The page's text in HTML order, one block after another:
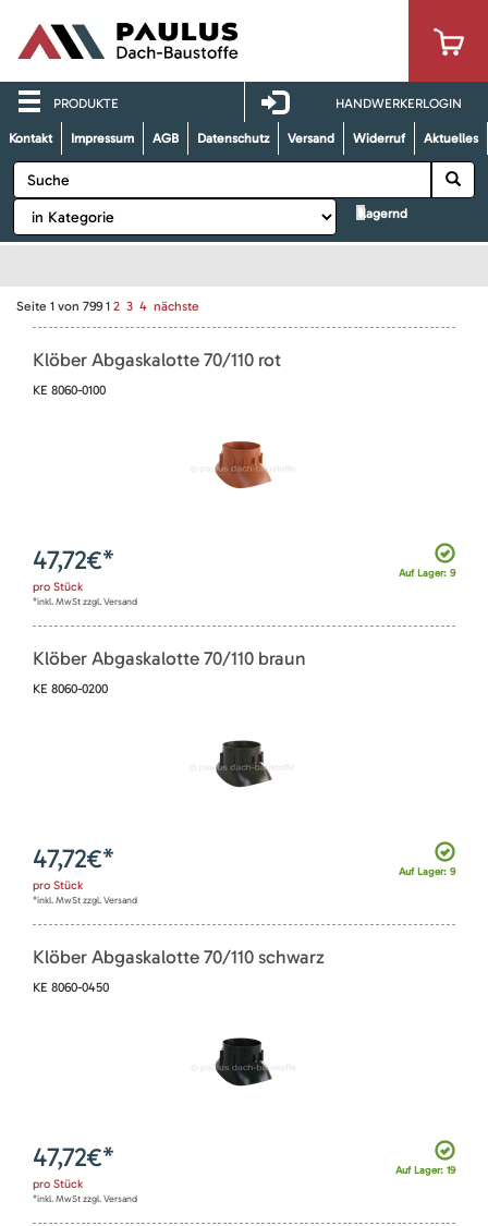
PRODUKTE HANDWERKERLOGIN
Kontakt Impressum AGB Datenschutz Versand Widerruf Aktuelles
lagernd
Seite 1 von 799 1 2 3 4 nächste
Klöber Abgaskalotte 70/110 rot
KE 8060-0100
Auf Lager: 9
47,72€*
pro Stück
*inkl. MwSt zzgl. Versand
Klöber Abgaskalotte 70/110 braun
KE 8060-0200
Auf Lager: 9
47,72€*
pro Stück
*inkl. MwSt zzgl. Versand
Klöber Abgaskalotte 70/110 schwarz
KE 8060-0450
Auf Lager: 19
47,72€*
pro Stück
*inkl. MwSt zzgl. Versand